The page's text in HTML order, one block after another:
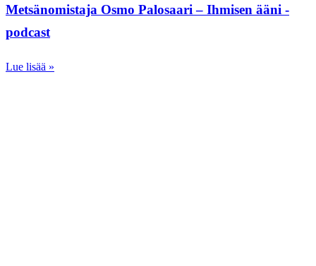
Metsänomistaja Osmo Palosaari – Ihmisen ääni -
podcast
Lue lisää »